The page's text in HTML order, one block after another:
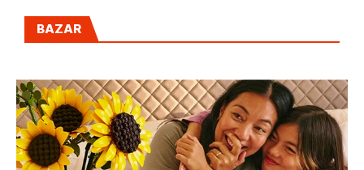
BAZAR